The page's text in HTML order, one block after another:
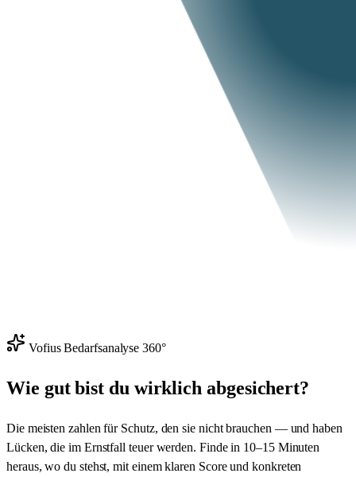
Vofius Bedarfsanalyse 360°
Wie gut bist du wirklich abgesichert?
Die meisten zahlen für Schutz, den sie nicht brauchen — und haben
Lücken, die im Ernstfall teuer werden. Finde in 10–15 Minuten
heraus, wo du stehst, mit einem klaren Score und konkreten